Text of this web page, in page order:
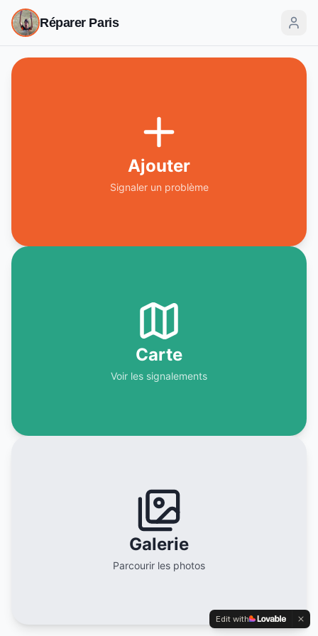
Réparer Paris
Ajouter
Signaler un problème
Carte
Voir les signalements
Galerie
Parcourir les photos
Edit with